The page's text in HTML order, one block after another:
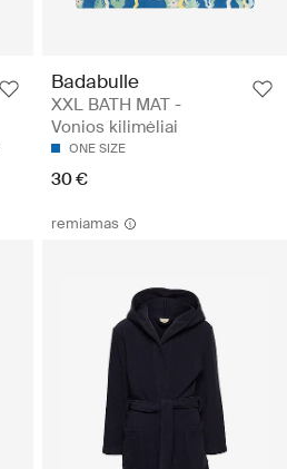
Badabulle
XXL BATH MAT -
Vonios kilimėliai
ONE SIZE
30 €
remiamas